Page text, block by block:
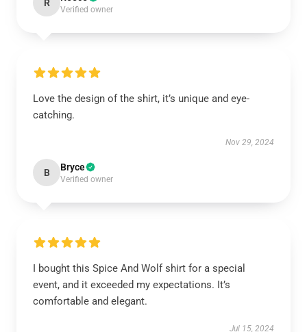
R
Verified owner
Love the design of the shirt, it’s unique and eye-
catching.
Nov 29, 2024
B Bryce
Verified owner
I bought this Spice And Wolf shirt for a special
event, and it exceeded my expectations. It’s
comfortable and elegant.
Jul 15, 2024